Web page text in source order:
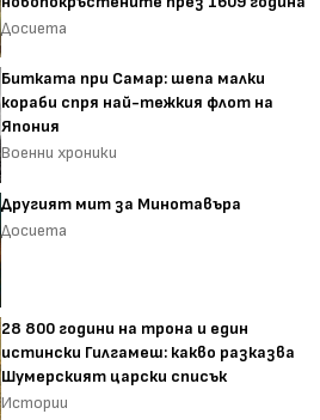
Досиета
Битката при Самар: шепа малки
кораби спря най-тежкия флот на
Япония
Военни хроники
Другият мит за Минотавъра
Досиета
28 800 години на трона и един
истински Гилгамеш: какво разказва
Шумерският царски списък
Истории